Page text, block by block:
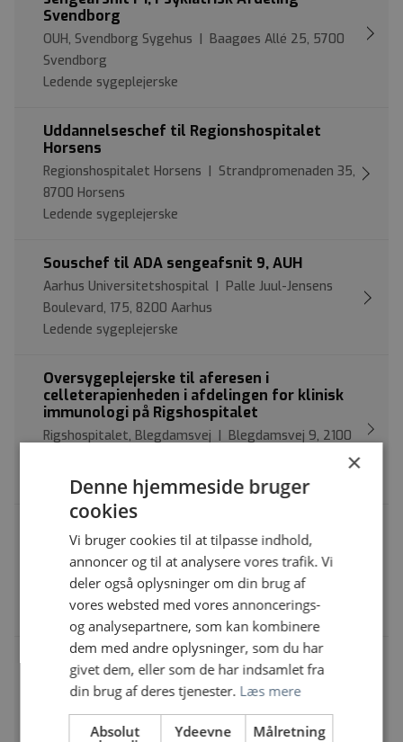
Svendborg
OUH, Svendborg Sygehus | Baagøes Allé 25, 5700
Svendborg
Ledende sygeplejerske
Uddannelseschef til Regionshospitalet
Horsens
Regionshospitalet Horsens | Strandpromenaden 35,
8700 Horsens
Ledende sygeplejerske
Souschef til ADA sengeafsnit 9, AUH
Aarhus Universitetshospital | Palle Juul-Jensens
Boulevard, 175, 8200 Aarhus
Ledende sygeplejerske
Oversygeplejerske til aferesen i
celleterapienheden i afdelingen for klinisk
immunologi på Rigshospitalet
Rigshospitalet, Blegdamsvej | Blegdamsvej 9, 2100
Ledende sygeplejerske
omsorgspladser Hellevadlund
Regionshospital Nordjylland | Bispensgade 37, 9800
Hjørring
Ledende sygeplejerske
Oversygeplejerske til ny afdeling med
sundhedsomsorgspladser i Vejen og Brørup
Sydvestjysk Sygehus | Finsensgade 35, 6700 Esbjerg
Ledende sygeplejerske
×
Denne hjemmeside bruger
cookies
Vi bruger cookies til at tilpasse indhold,
annoncer og til at analysere vores trafik. Vi
deler også oplysninger om din brug af
vores websted med vores annoncerings-
og analysepartnere, som kan kombinere
dem med andre oplysninger, som du har
givet dem, eller som de har indsamlet fra
din brug af deres tjenester. Læs mere
Absolut
Ydeevne Målretning